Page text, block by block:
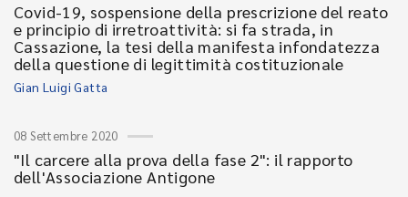
Covid-19, sospensione della prescrizione del reato
e principio di irretroattività: si fa strada, in
Cassazione, la tesi della manifesta infondatezza
della questione di legittimità costituzionale
Gian Luigi Gatta
08 Settembre 2020
"Il carcere alla prova della fase 2": il rapporto
dell'Associazione Antigone